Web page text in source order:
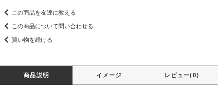
この商品を友達に教える
この商品について問い合わせる
買い物を続ける
商品説明 イメージ レビュー(0)